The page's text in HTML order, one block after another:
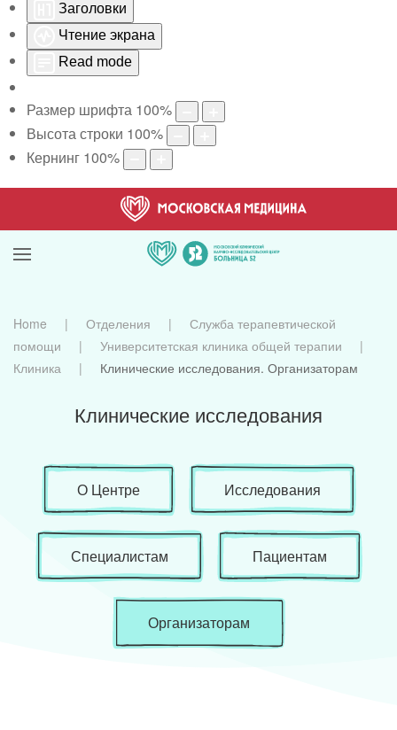
Заголовки
Чтение экрана
Read mode
Размер шрифта 100%
Высота строки 100%
Кернинг 100%
Home Отделения
Служба терапевтической
помощи
Университетская клиника общей терапии
Клиника
Клинические исследования. Организаторам
Клинические исследования
О Центре Исследования
Специалистам Пациентам
Организаторам